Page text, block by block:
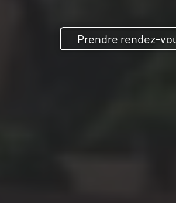
Prendre rendez-